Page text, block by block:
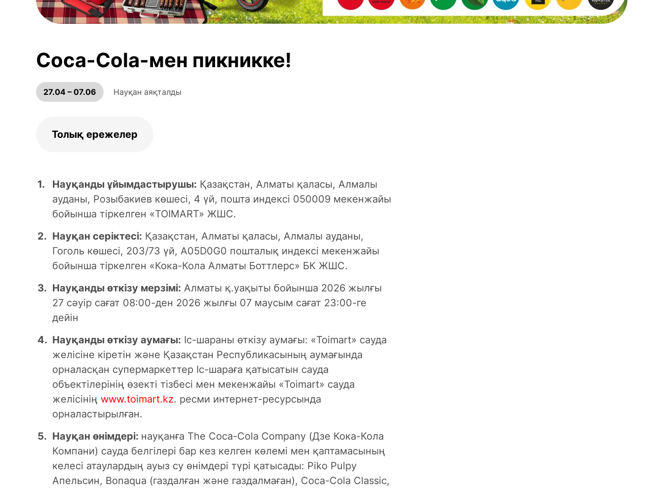
Coca-Cola-мен пикникке!
27.04 – 07.06 Науқан аяқталды
Толық ережелер
Науқанды ұйымдастырушы: Қазақстан, Алматы қаласы, Алмалы
ауданы, Розыбакиев көшесі, 4 үй, пошта индексі 050009 мекенжайы
бойынша тіркелген «TOIMART» ЖШС.
Науқан серіктесі: Қазақстан, Алматы қаласы, Алмалы ауданы,
Гоголь көшесі, 203/73 үй, A05D0G0 пошталық индексі мекенжайы
бойынша тіркелген «Кока-Кола Алматы Боттлерс» БК ЖШС.
Науқанды өткізу мерзімі: Алматы қ.уақыты бойынша 2026 жылғы
27 сәуір сағат 08:00-ден 2026 жылғы 07 маусым сағат 23:00-ге
дейін
Науқанды өткізу аумағы: Іс-шараны өткізу аумағы: «Toimart» сауда
желісіне кіретін және Қазақстан Республикасының аумағында
орналасқан супермаркеттер Іс-шараға қатысатын сауда
объектілерінің өзекті тізбесі мен мекенжайы «Toimart» сауда
желісінің www.toimart.kz. ресми интернет-ресурсында
орналастырылған.
Науқан өнімдері: науқанға The Coca-Cola Company (Дзе Кока-Кола
Компани) сауда белгілері бар кез келген көлемі мен қаптамасының
келесі атаулардың ауыз су өнімдері түрі қатысады: Piko Pulpy
Апельсин, Bonaqua (газдалған және газдалмаған), Coca-Cola Classic,